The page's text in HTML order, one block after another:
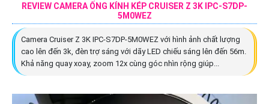
REVIEW CAMERA ỐNG KÍNH KÉP CRUISER Z 3K IPC-S7DP-
5M0WEZ
Camera Cruiser Z 3K IPC-S7DP-5M0WEZ với hình ảnh chất lượng
cao lên đến 3k, đèn trợ sáng với dãy LED chiếu sáng lên đến 56m.
Khả năng quay xoay, zoom 12x cùng góc nhìn rộng giúp...